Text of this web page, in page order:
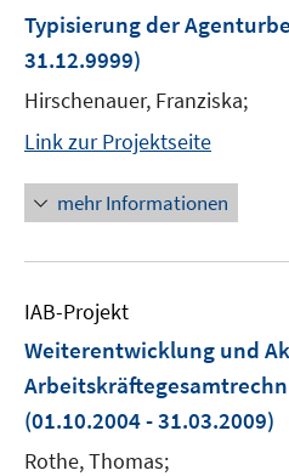
Typisierung der
31.12.9999)
Hirschenauer, Franziska;
Link zur Projektseite
mehr Informationen
IAB-Projekt
Weiterentwicklung und
(01.10.2004 - 31.03.2009)
Rothe, Thomas;